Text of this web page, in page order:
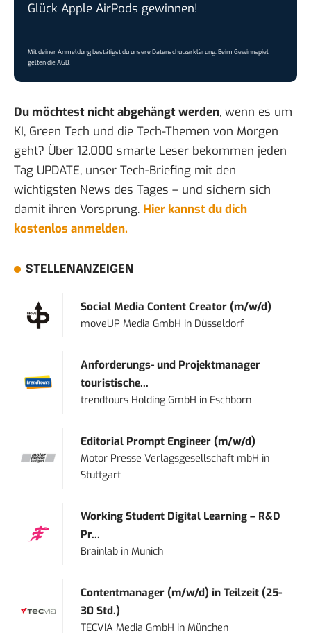
Glück Apple AirPods gewinnen!
Mit deiner Anmeldung bestätigst du unsereDatenschutzerklärung. Beim Gewinnspiel
gelten dieAGB.
Du möchtest nicht abgehängt werden, wenn es um
KI, Green Tech und die Tech-Themen von Morgen
geht? Über 12.000 smarte Leser bekommen jeden
Tag UPDATE, unser Tech-Briefing mit den
wichtigsten News des Tages – und sichern sich
damit ihren Vorsprung. Hier kannst du dich
kostenlos anmelden.
STELLENANZEIGEN
Social Media Content Creator (m/w/d)
moveUP Media GmbH in Düsseldorf
Anforderungs- und Projektmanager
touristische...
trendtours Holding GmbH in Eschborn
Editorial Prompt Engineer (m/w/d)
Motor Presse Verlagsgesellschaft mbH in
Stuttgart
Working Student Digital Learning – R&D
Pr...
Brainlab inMunich
Contentmanager (m/w/d) in Teilzeit (25-
30 Std.)
TECVIA Media GmbH inMünchen